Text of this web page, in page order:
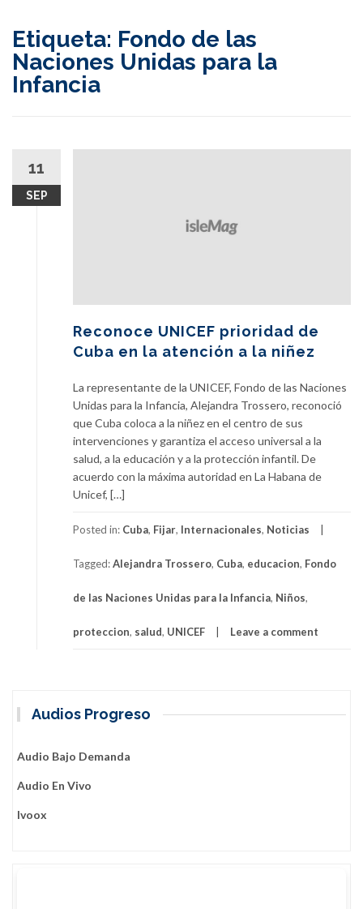
Etiqueta: Fondo de las
Naciones Unidas para la
Infancia
11
SEP
Reconoce UNICEF prioridad de
Cuba en la atención a la niñez
La representante de la UNICEF, Fondo de las Naciones
Unidas para la Infancia, Alejandra Trossero, reconoció
que Cuba coloca a la niñez en el centro de sus
intervenciones y garantiza el acceso universal a la
salud, a la educación y a la protección infantil. De
acuerdo con la máxima autoridad en La Habana de
Unicef, […]
Posted in: Cuba, Fijar, Internacionales, Noticias
Tagged:Alejandra Trossero, Cuba, educacion, Fondo
de las Naciones Unidas para la Infancia, Niños,
proteccion, salud, UNICEF Leave a comment
Audios Progreso
Audio Bajo Demanda
Audio En Vivo
Ivoox